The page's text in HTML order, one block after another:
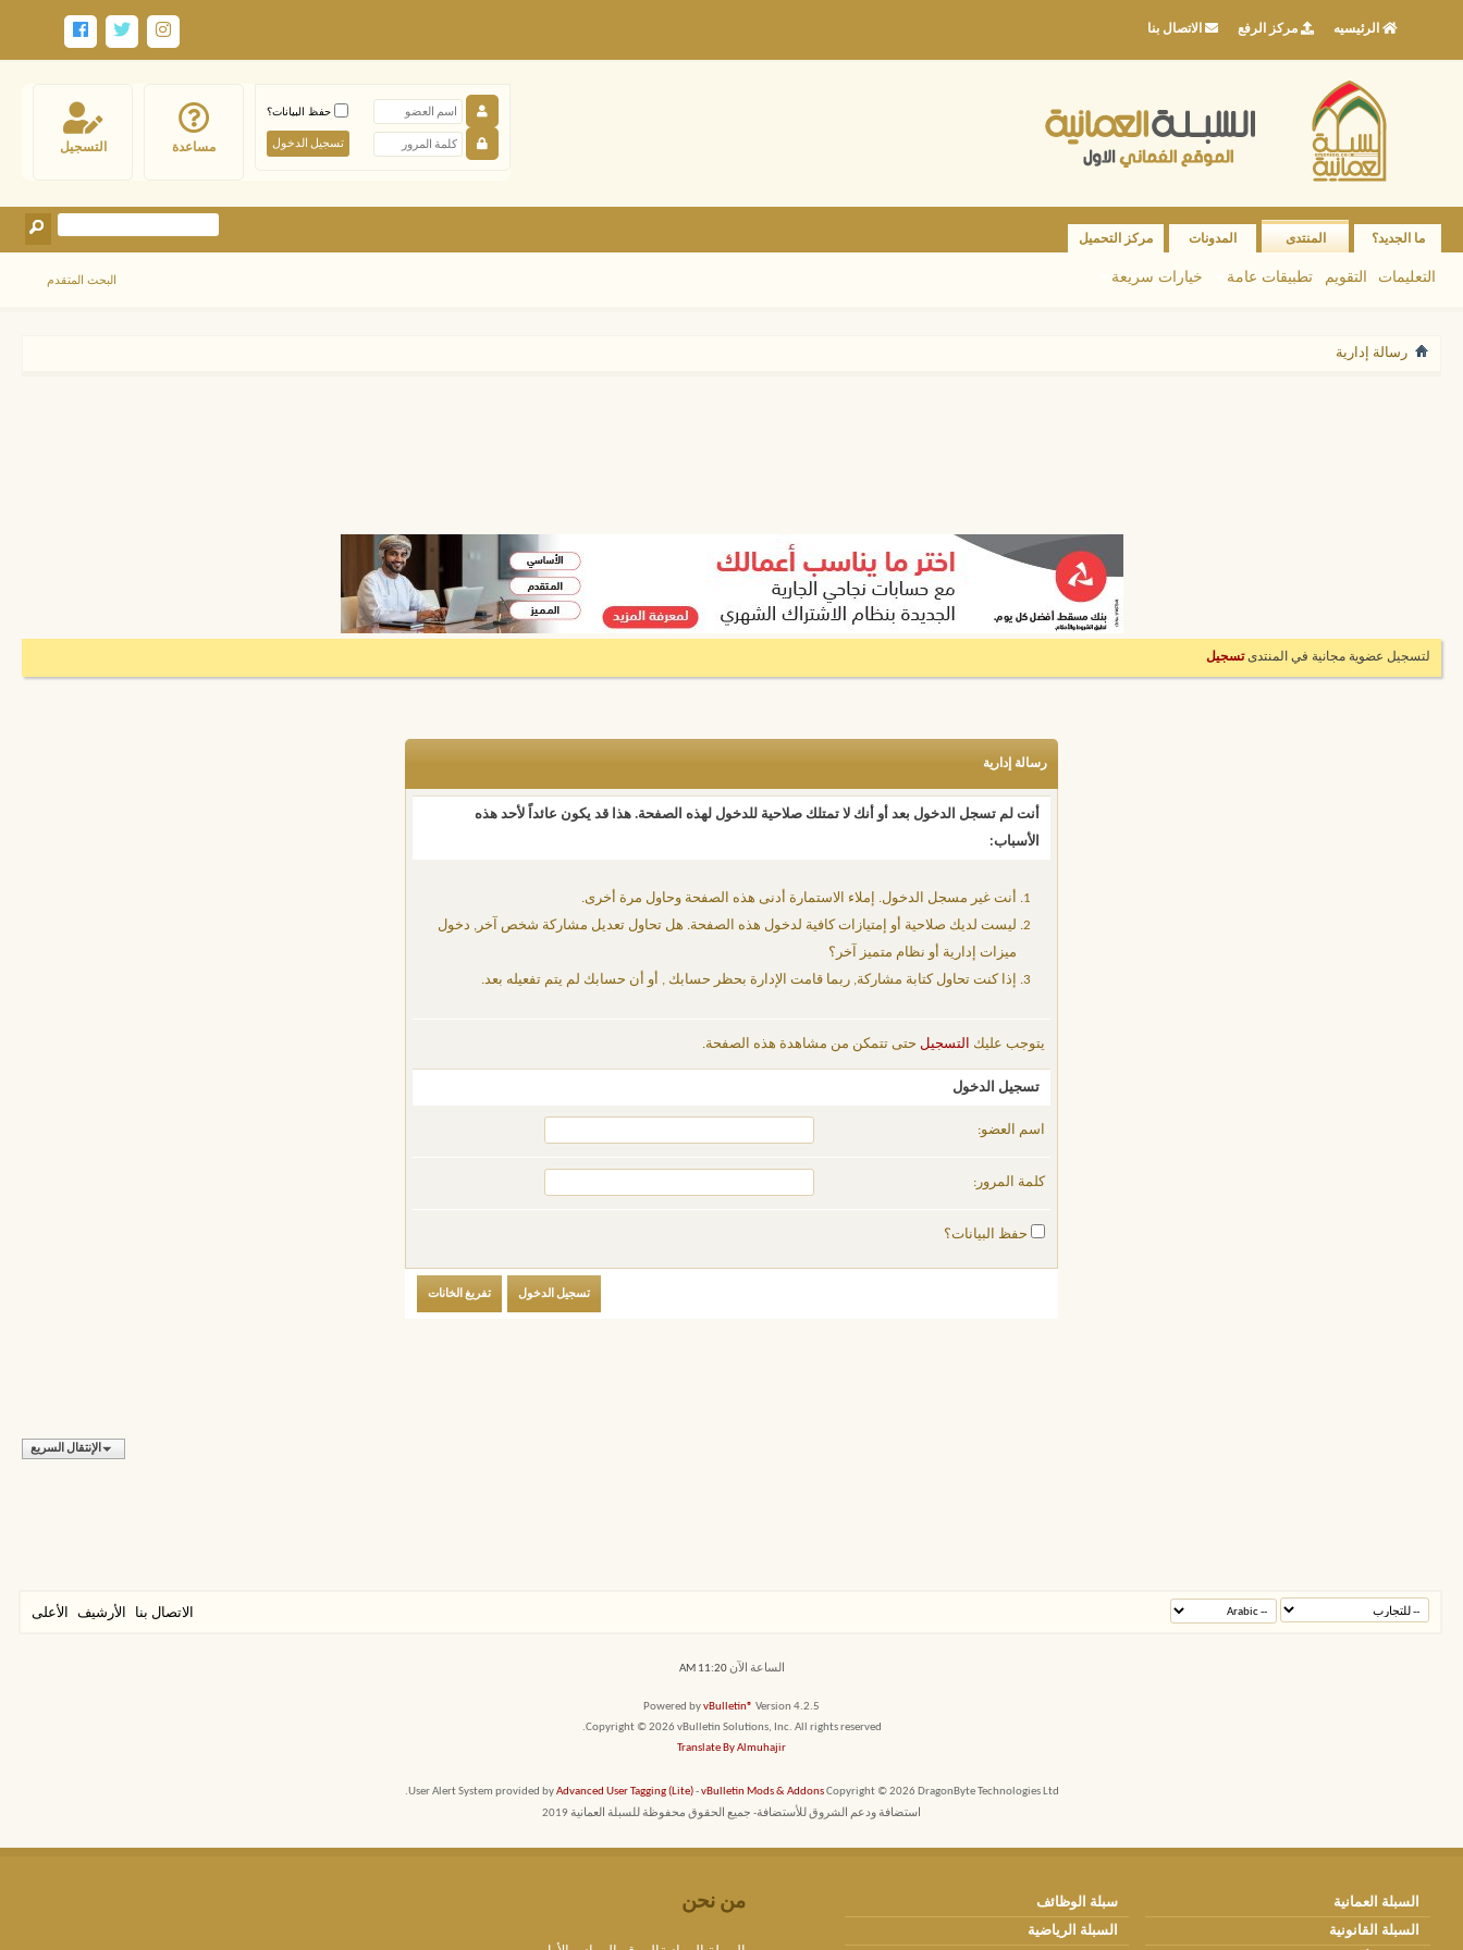
الرئيسيه مركز الرفع الاتصال بنا
التسجيل مساعدة
حفظ البيانات؟
ما الجديد؟ المنتدى
التعليمات التقويم تطبيقات عامة خيارات سريعة
المدونات مركز التحميل
البحث المتقدم
رسالة إدارية
لتسجيل عضوية مجانية في المنتدىتسجيل
رسالة إدارية
أنت لم تسجل الدخول بعد أو أنك لا تمتلك صلاحية للدخول لهذه الصفحة. هذا قد يكون عائداً لأحد هذه
الأسباب:
أنت غير مسجل الدخول. إملاء الاستمارة أدنى هذه الصفحة وحاول مرة أخرى.
ليست لديك صلاحية أو إمتيازات كافية لدخول هذه الصفحة. هل تحاول تعديل مشاركة شخص آخر, دخول
ميزات إدارية أو نظام متميز آخر؟
إذا كنت تحاول كتابة مشاركة, ربما قامت الإدارة بحظر حسابك , أو أن حسابك لم يتم تفعيله بعد.
يتوجب عليك التسجيل حتى تتمكن من مشاهدة هذه الصفحة.
تسجيل الدخول
اسم العضو:
كلمة المرور:
حفظ البيانات؟
الإنتقال السريع
الاتصال بنا الأرشيف الأعلى
الساعة الآن11:20 AM
Powered byvBulletin® Version 4.2.5
Copyright © 2026 vBulletin Solutions, Inc. All rights reserved.
Translate By Almuhajir
User Alert System provided byAdvanced User Tagging (Lite)-vBulletin Mods & AddonsCopyright © 2026 DragonByte Technologies Ltd.
استضافة ودعم الشروق للأستضافة- جميع الحقوق محفوظة للسبلة العمانية 2019
السبلة العمانية
سبلة الوظائف
السبلة القانونية
السبلة الرياضية
من نحن